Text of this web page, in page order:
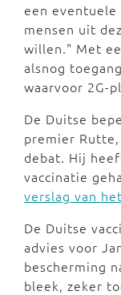
een
mensen uit
willen." Met
alsnog
waarvoor 2G-
De Duitse
premier
debat. Hij
vaccinatie
verslag van
De Duitse
advies voor
bescherming
bleek, zeker